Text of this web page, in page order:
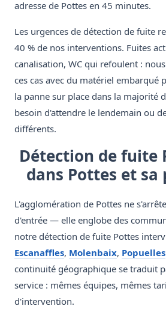
adresse de Pottes en 45 minutes.
Les urgences de détection de fuite
40 % de nos interventions. Fuites
canalisation, WC qui refoulent :
ces cas avec du matériel embarqué
la panne sur place dans la majorité
besoin d'attendre le lendemain ou
différents.
Détection de fuite
dans Pottes et
L'agglomération de Pottes ne
d'entrée — elle englobe des
notre détection de fuite Pottes
Escanaffles, Molenbaix, Popuelles
continuité géographique se traduit
service : mêmes équipes, mêmes
d'intervention.